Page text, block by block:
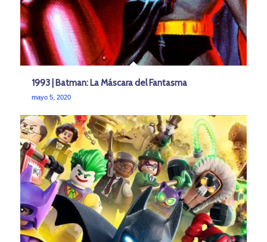
1993 | Batman: La Máscara del Fantasma
mayo 5, 2020